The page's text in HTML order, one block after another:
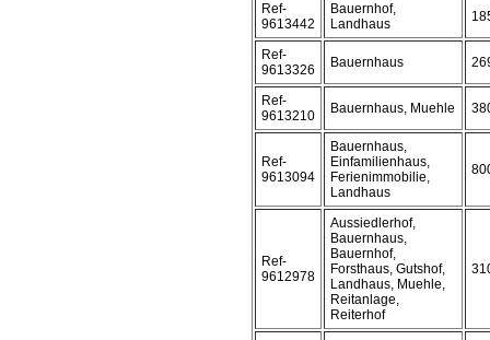
Ref-
9613442
Bauernhof,
Landhaus
Ref-
9613326
Bauernhaus
Ref-
9613210
Bauernhaus, Muehle
Ref-
9613094
Bauernhaus,
Einfamilienhaus,
Ferienimmobilie,
Landhaus
Ref-
9612978
Aussiedlerhof,
Bauernhaus,
Bauernhof,
Forsthaus, Gutshof,
Landhaus, Muehle,
Reitanlage,
Reiterhof